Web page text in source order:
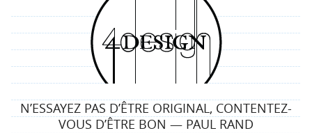
4
d
e
s
N’ESSAYEZ PAS D’ÊTRE ORIGINAL, CONTENTEZ-
VOUS D’ÊTRE BON — PAUL RAND